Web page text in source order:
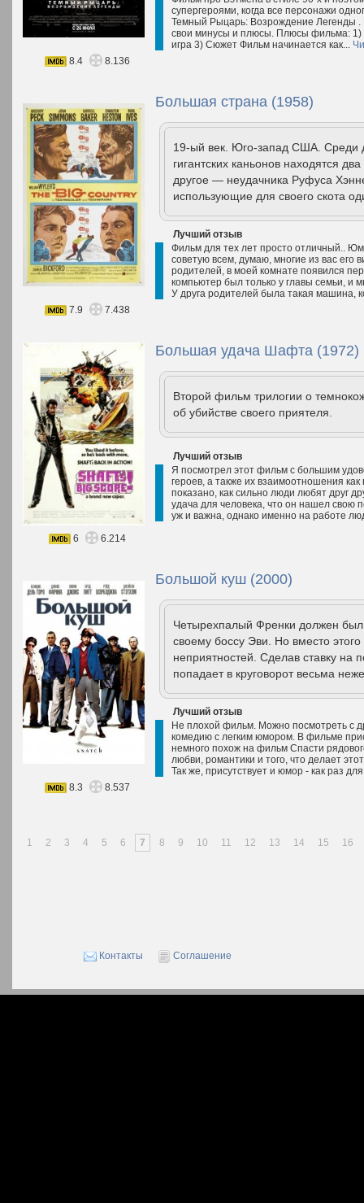
супергероями, когда все персонажи
Темный Рыцарь: Возрождение Легенды .
свои минусы и плюсы. Плюсы фильма: 1)
игра 3) Сюжет Фильм начинается как...
8.4
8.136
Большая страна (1958)
19-ый век. Юго-запад США. Среди
гигантских каньонов находятся
другое — неудачника Руфуса
использующие для своего скота
Лучший отзыв
Фильм для тех лет просто отличный..
советую всем, думаю, многие из вас его
родителей, в моей комнате появился
компьютер был только у главы семьи, и
У друга родителей была такая машина,
7.9
7.438
Большая удача Шафта (1972)
Второй фильм трилогии о
об убийстве своего приятеля.
Лучший отзыв
Я посмотрел этот фильм с большим
героев, а также их взаимоотношения
показано, как сильно люди любят друг
удача для человека, что он нашел свою
уж и важна, однако именно на работе
6
6.214
Большой куш (2000)
Четырехпалый Френки должен
своему боссу Эви. Но вместо
неприятностей. Сделав ставку на
попадает в круговорот весьма
Лучший отзыв
Не плохой фильм. Можно посмотреть с
комедию с легким юмором. В фильме
немного похож на фильм Спасти
любви, романтики и того, что делает
Так же, присутствует и юмор - как раз
8.3
8.537
1 2 3 4 5 6 7 8 9 10 11 12 13 14 15 16
Контакты Соглашение